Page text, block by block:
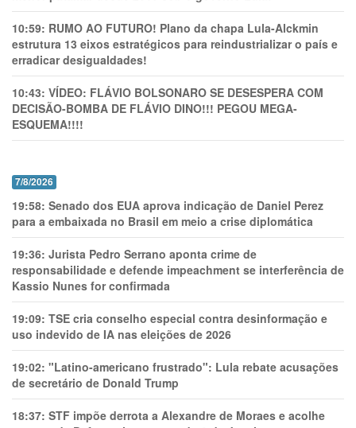
10:59: RUMO AO FUTURO! Plano da chapa Lula-Alckmin
estrutura 13 eixos estratégicos para reindustrializar o país e
erradicar desigualdades!
10:43: VÍDEO: FLÁVIO BOLSONARO SE DESESPERA COM
DECISÃO-BOMBA DE FLÁVIO DINO!!! PEGOU MEGA-
ESQUEMA!!!!
7/8/2026
19:58: Senado dos EUA aprova indicação de Daniel Perez
para a embaixada no Brasil em meio a crise diplomática
19:36: Jurista Pedro Serrano aponta crime de
responsabilidade e defende impeachment se interferência de
Kassio Nunes for confirmada
19:09: TSE cria conselho especial contra desinformação e
uso indevido de IA nas eleições de 2026
19:02: "Latino-americano frustrado": Lula rebate acusações
de secretário de Donald Trump
18:37: STF impõe derrota a Alexandre de Moraes e acolhe